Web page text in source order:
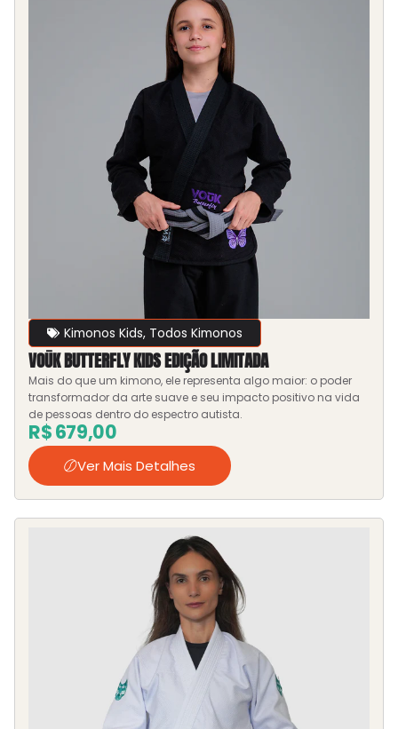
Kimonos Kids, Todos Kimonos
VOŪK BUTTERFLY KIDS EDIÇÃO LIMITADA
Mais do que um kimono, ele representa algo maior: o poder
transformador da arte suave e seu impacto positivo na vida
de pessoas dentro do espectro autista.
R$679,00
Ver Mais Detalhes